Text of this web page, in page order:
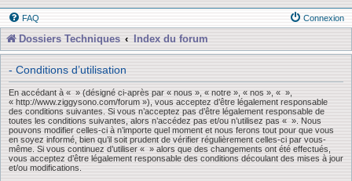
FAQ Connexion
Dossiers Techniques Index du forum
- Conditions d’utilisation
En accédant à « » (désigné ci-après par « nous », « notre », « nos », « »,
« http://www.ziggysono.com/forum »), vous acceptez d’être légalement responsable
des conditions suivantes. Si vous n’acceptez pas d’être légalement responsable de
toutes les conditions suivantes, alors n’accédez pas et/ou n’utilisez pas « ». Nous
pouvons modifier celles-ci à n’importe quel moment et nous ferons tout pour que vous
en soyez informé, bien qu’il soit prudent de vérifier régulièrement celles-ci par vous-
même. Si vous continuez d’utiliser « » alors que des changements ont été effectués,
vous acceptez d’être légalement responsable des conditions découlant des mises à jour
et/ou modifications.